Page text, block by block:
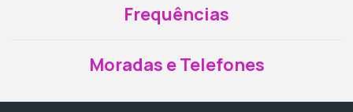
Frequências
Moradas e Telefones